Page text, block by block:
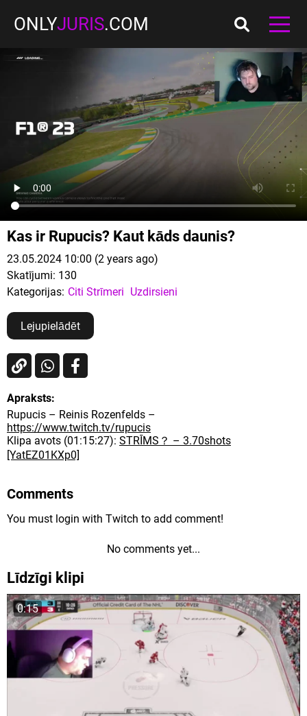
ONLYJURIS.COM
Kas ir Rupucis? Kaut kāds daunis?
23.05.2024 10:00 (2 years ago)
Skatījumi: 130
Kategorijas: Citi Strīmeri Uzdirsieni
Lejupielādēt
Apraksts:
Rupucis – Reinis Rozenfelds –
https://www.twitch.tv/rupucis
Klipa avots (01:15:27): STRĪMS？ – 3.70shots
[YatEZ01KXp0]
Comments
You must login with Twitch to add comment!
No comments yet...
Līdzīgi klipi
0:15